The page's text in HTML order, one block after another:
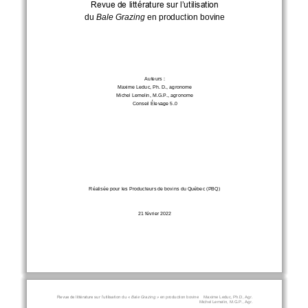
Revue de littérature sur l’utilisation
du Bale Grazing en production bovine
Auteurs :
Maxime Leduc, Ph. D., agronome
Michel Lemelin, M.G.P., agronome
Conseil Élevage 5.0
Réalisée pour les Producteurs de bovins du Québec (PBQ)
21 février 2022
Revue de littérature sur l’utilisation du « Bale Grazing » en production bovine
Maxime Leduc, Ph.D, Agr.
Michel Lemelin, M.G.P., Agr.